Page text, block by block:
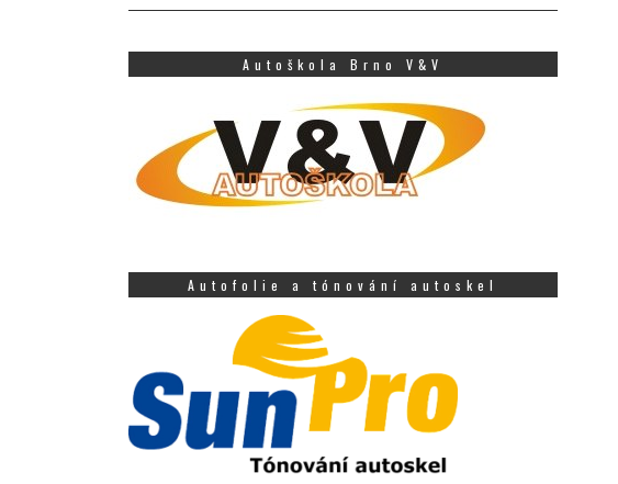
Autoškola Brno V&V
Autofolie a tónování autoskel